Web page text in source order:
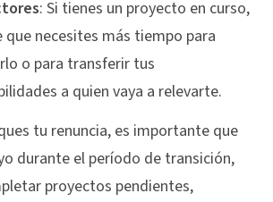
: Si tienes un proyecto en curso,
que necesites más tiempo para
o para transferir tus
a quien vaya a relevarte.
tu renuncia, es importante que
durante el período de transición,
proyectos pendientes,